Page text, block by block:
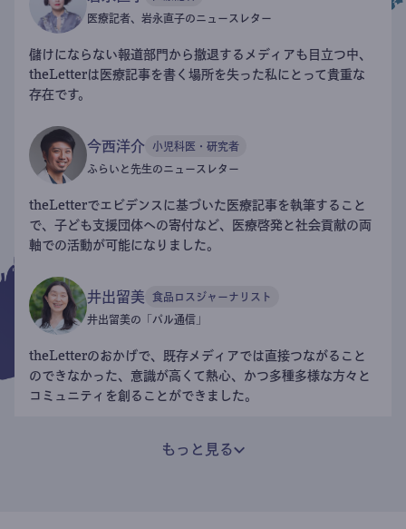
医療記者、岩永直子のニュースレター
儲けにならない報道部門から撤退するメディアも目立つ中、
theLetterは医療記事を書く場所を失った私にとって貴重な
存在です。
今西洋介 小児科医・研究者
ふらいと先生のニュースレター
theLetterでエビデンスに基づいた医療記事を執筆すること
で、子ども支援団体への寄付など、医療啓発と社会貢献の両
軸での活動が可能になりました。
井出留美 食品ロスジャーナリスト
井出留美の「パル通信」
theLetterのおかげで、既存メディアでは直接つながること
のできなかった、意識が高くて熱心、かつ多種多様な方々と
コミュニティを創ることができました。
もっと見る